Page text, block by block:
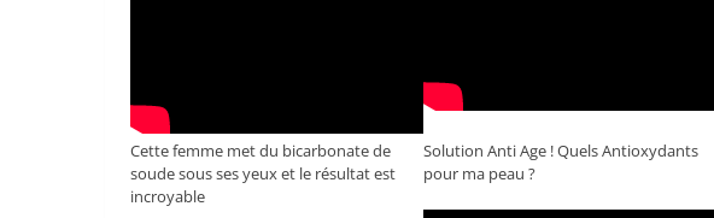
Cette femme met du bicarbonate de
soude sous ses yeux et le résultat est
incroyable
Solution Anti Age ! Quels Antioxydants
pour ma peau ?